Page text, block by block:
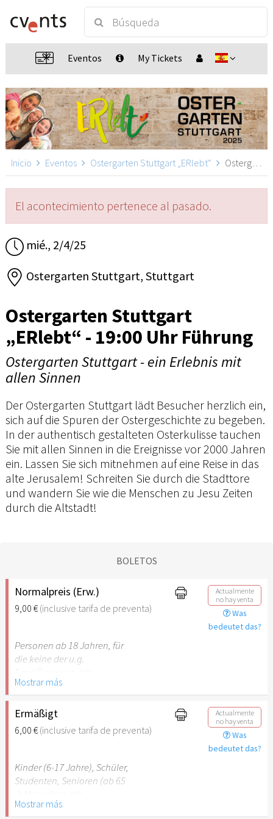
Eventos My Tickets
Inicio Eventos Ostergarten Stuttgart „ERlebt“ Ostergarten Stuttgart „ERlebt“ - 19:00 Uhr Führung, Stuttgart
El acontecimiento pertenece al pasado.
mié., 2/4/25
Ostergarten Stuttgart, Stuttgart
Ostergarten Stuttgart
„ERlebt“ - 19:00 Uhr Führung
Ostergarten Stuttgart - ein Erlebnis mit
allen Sinnen
Der Ostergarten Stuttgart lädt Besucher herzlich ein,
sich auf die Spuren der Ostergeschichte zu begeben.
In der authentisch gestalteten Osterkulisse tauchen
Sie mit allen Sinnen in die Ereignisse vor 2000 Jahren
ein. Lassen Sie sich mitnehmen auf eine Reise in das
alte Jerusalem! Schreiten Sie durch die Stadttore
und wandern Sie wie die Menschen zu Jesu Zeiten
durch die Altstadt!
BOLETOS
Normalpreis (Erw.)
9,00 €(inclusive tarifa de preventa)
Actualmente
no hay venta
Was
bedeutet das?
Personen ab 18 Jahren, für
die keine der u.g.
Mostrar más
Ermäßigt
6,00 €(inclusive tarifa de preventa)
Actualmente
no hay venta
Was
bedeutet das?
Kinder (6-17 Jahre), Schüler,
Studenten, Senioren (ab 65
Behinderung (ab 50%),
Mostrar más